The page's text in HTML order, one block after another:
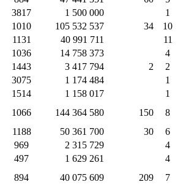
3817 1 500 000
1
1010 105 532 537 34
10
1131 40 991 711
11
1036 14 758 373
4
1443 3 417 794 2
2
3075 1 174 484
1
1514 1 158 017
1
1066 144 364 580 150
8
1188 50 361 700 30
6
969 2 315 729
4
497 1 629 261
4
894 40 075 609 209 7